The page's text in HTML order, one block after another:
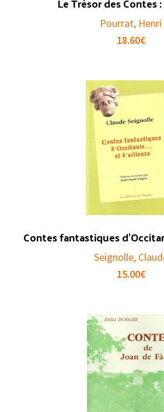
Pourrat, Henri
18.60€
Contes fantastiques
Seignolle,
15.00€